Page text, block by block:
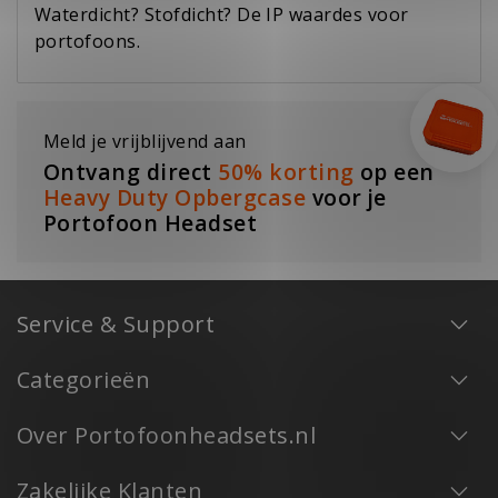
Waterdicht? Stofdicht? De IP waardes voor
portofoons.
Meld je vrijblijvend aan
Ontvang direct 50% korting op een
Heavy Duty Opbergcase voor je
Portofoon Headset
Service & Support
Categorieën
Over Portofoonheadsets.nl
Zakelijke Klanten